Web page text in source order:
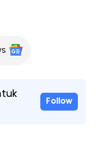
Follow